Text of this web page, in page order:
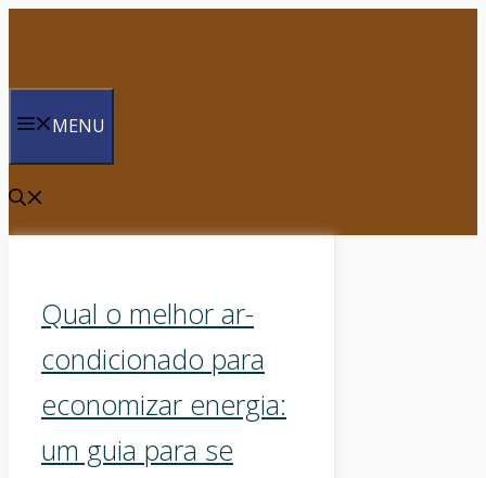
MENU
Qual o melhor ar-
condicionado para
economizar energia:
um guia para se